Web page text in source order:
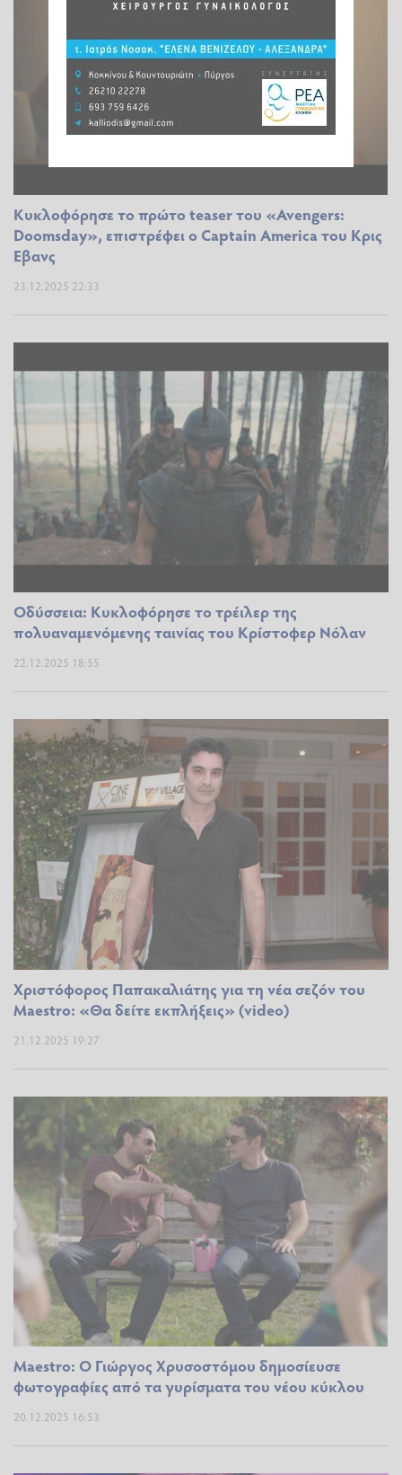
Κυκλοφόρησε το πρώτο teaser του «Avengers:
Doomsday», επιστρέφει ο Captain America του Κρις
Εβανς
23.12.2025 22:33
Οδύσσεια: Κυκλοφόρησε το τρέιλερ της
πολυαναμενόμενης ταινίας του Κρίστοφερ Νόλαν
22.12.2025 18:55
Χριστόφορος Παπακαλιάτης για τη νέα σεζόν του
Maestro: «Θα δείτε εκπλήξεις» (video)
21.12.2025 19:27
Maestro: Ο Γιώργος Χρυσοστόμου δημοσίευσε
φωτογραφίες από τα γυρίσματα του νέου κύκλου
20.12.2025 16:53